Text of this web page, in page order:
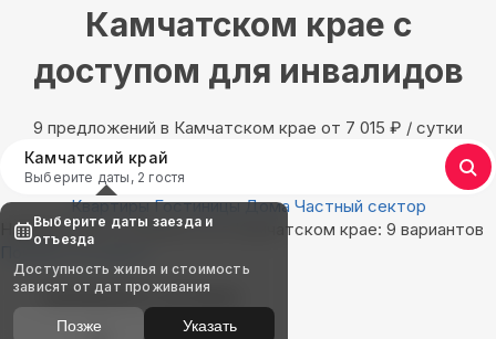
Камчатском крае с
доступом для инвалидов
9 предложений в Камчатском крае oт 7 015 ₽ / сутки
Камчатский край
Выберите даты, 2 гостя
Квартиры Гостиницы Дома Частный сектор
Найдём, где остановиться в Камчатском крае: 9 вариантов
Показать на карте
Выбирайте лучшее
Выберите даты заезда и
отъезда
Доступность жилья и стоимость
зависят от дат проживания
Позже Указать